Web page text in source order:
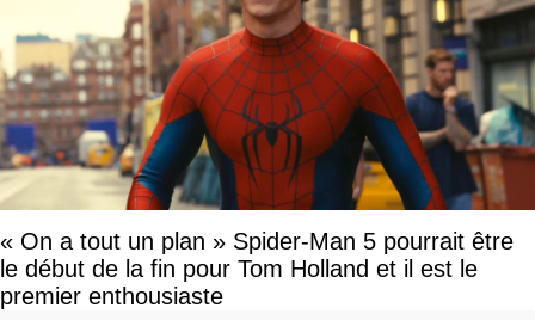
« On a tout un plan » Spider-Man 5 pourrait être
le début de la fin pour Tom Holland et il est le
premier enthousiaste